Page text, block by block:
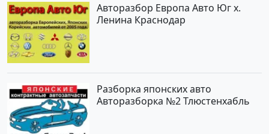
Авторазбор Европа Авто Юг х.
Ленина Краснодар
Разборка японских авто
Авторазборка №2 Тлюстенхабль